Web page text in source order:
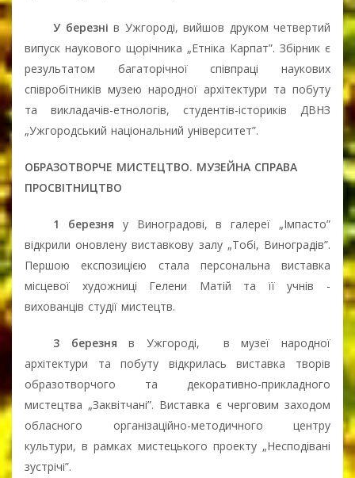
У березні в Ужгороді, вийшов друком четвертий
випуск наукового щорічника „Етніка Карпат”. Збірник є
результатом багаторічної співпраці наукових
співробітників музею народної архітектури та побуту
та викладачів-етнологів, студентів-істориків ДВНЗ
„Ужгородський національний університет”.
ОБРАЗОТВОРЧЕ МИСТЕЦТВО. МУЗЕЙНА СПРАВА
ПРОСВІТНИЦТВО
1 березня у Виноградові, в галереї „Імпасто”
відкрили оновлену виставкову залу „Тобі, Виноградів”.
Першою експозицією стала персональна виставка
місцевої художниці Гелени Матій та її учнів -
вихованців студії мистецтв.
3 березня в Ужгороді,
в музеї народної
архітектури та побуту відкрилась виставка творів
образотворчого та декоративно-прикладного
мистецтва „Заквітчані”. Виставка є черговим заходом
обласного організаційно-методичного центру
культури, в рамках мистецького проекту „Несподівані
зустрічі”.